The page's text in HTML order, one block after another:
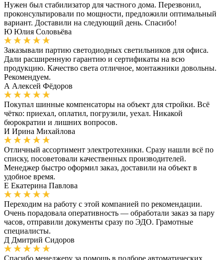
Нужен был стабилизатор для частного дома. Перезвонил,
проконсультировали по мощности, предложили оптимальный
вариант. Доставили на следующий день. Спасибо!
Ю Юлия Соловьёва
Заказывали партию светодиодных светильников для офиса.
Дали расширенную гарантию и сертификаты на всю
продукцию. Качество света отличное, монтажники довольны.
Рекомендуем.
А Алексей Фёдоров
Покупал шинные компенсаторы на объект для стройки. Всё
чётко: приехал, оплатил, погрузили, уехал. Никакой
бюрократии и лишних вопросов.
И Ирина Михайлова
Отличный ассортимент электротехники. Сразу нашли всё по
списку, посоветовали качественных производителей.
Менеджер быстро оформил заказ, доставили на объект в
удобное время.
Е Екатерина Павлова
Переходим на работу с этой компанией по рекомендации.
Очень порадовала оперативность — обработали заказ за пару
часов, отправили документы сразу по ЭДО. Грамотные
специалисты.
Д Дмитрий Сидоров